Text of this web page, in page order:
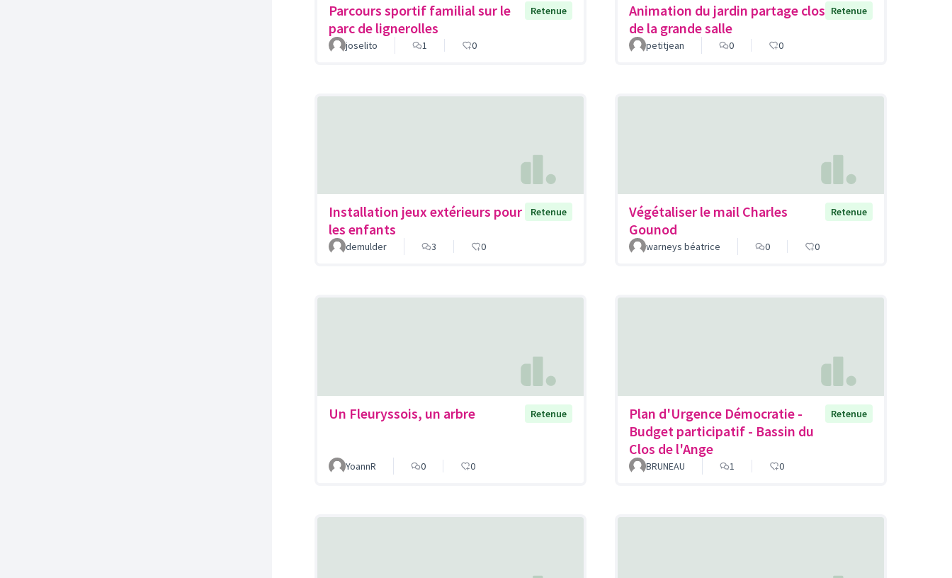
Parcours sportif familial sur le
parc de lignerolles
Retenue
joselito 1 0
Animation du jardin partage clos
de la grande salle
Retenue
petitjean 0 0
Installation jeux extérieurs pour
les enfants
Retenue
demulder 3 0
Végétaliser le mail Charles
Gounod
Retenue
warneys béatrice 0 0
Un Fleuryssois, un arbre Retenue
YoannR 0 0
Plan d'Urgence Démocratie -
Budget participatif - Bassin du
Clos de l'Ange
Retenue
BRUNEAU 1 0